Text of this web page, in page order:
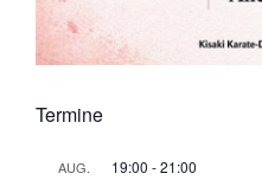
Termine
AUG. 19:00 -21:00